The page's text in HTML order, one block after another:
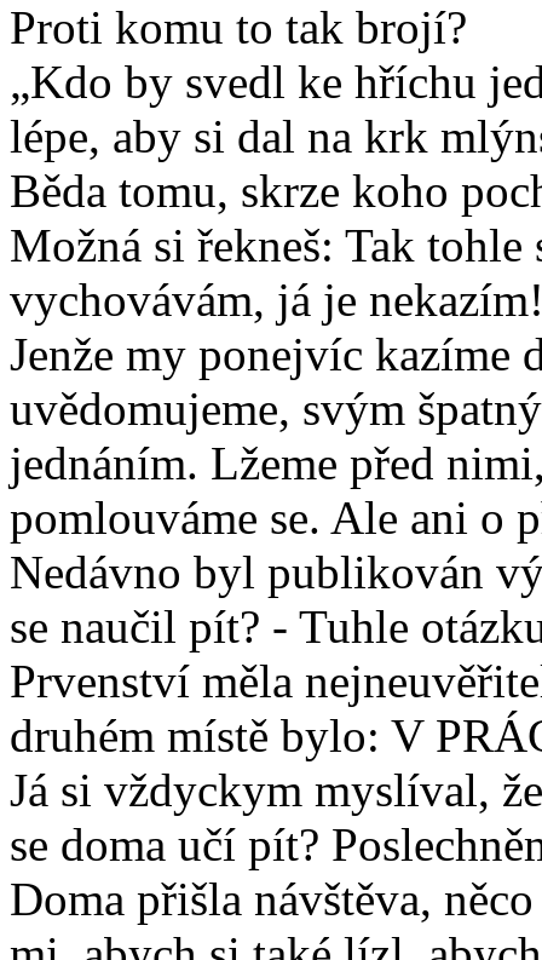
Proti komu to tak brojí?
„Kdo by svedl ke hříchu
lépe, aby si dal na krk
Běda tomu, skrze koho
Možná si řekneš: Tak tohle
vychovávám, já je
Jenže my ponejvíc kazíme
uvědomujeme, svým
jednáním. Lžeme před
pomlouváme se. Ale ani o
Nedávno byl publikován
se naučil pít? - Tuhle
Prvenství měla
druhém místě bylo: V
Já si vždyckym myslíval,
se doma učí pít?
Doma přišla návštěva,